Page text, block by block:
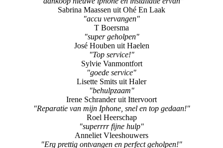
Kwaspen Consultancy BV uit Maaseik
"super service"
Arthur
"aankoop nieuwe iphone en installatie ervan"
Sabrina Maassen uit Ohé En Laak
"accu vervangen"
T Boersma
"super geholpen"
José Houben uit Haelen
"Top service!"
Sylvie Vanmontfort
"goede service"
Lisette Smits uit Haler
"behulpzaam"
Irene Schrander uit Ittervoort
"Reparatie van mijn Iphone, snel en top gedaan!"